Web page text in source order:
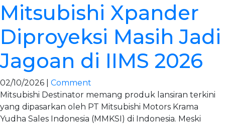
Mitsubishi Xpander
Diproyeksi Masih Jadi
Jagoan di IIMS 2026
02/10/2026 | Comment
Mitsubishi Destinator memang produk lansiran terkini
yang dipasarkan oleh PT Mitsubishi Motors Krama
Yudha Sales Indonesia (MMKSI) di Indonesia. Meski